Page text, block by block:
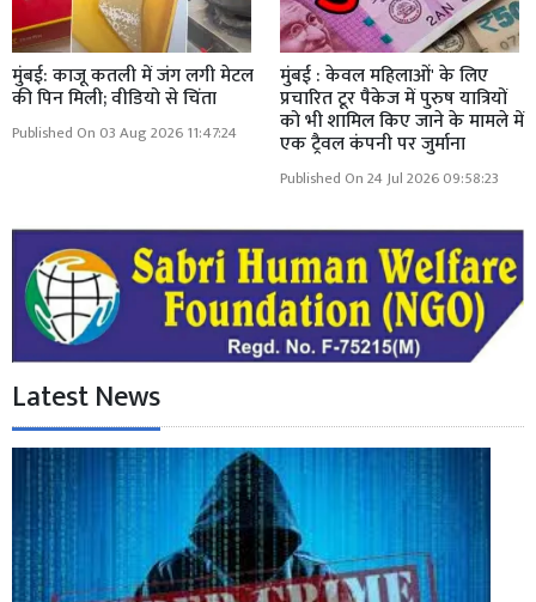
मुंबई: काजू कतली में जंग लगी मेटल
की पिन मिली; वीडियो से चिंता
Published On 03 Aug 2026 11:47:24
मुंबई : केवल महिलाओं' के लिए
प्रचारित टूर पैकेज में पुरुष यात्रियों
को भी शामिल किए जाने के मामले में
एक ट्रैवल कंपनी पर जुर्माना
Published On 24 Jul 2026 09:58:23
Latest News